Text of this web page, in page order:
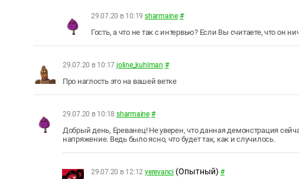
29.07.20 в 10:19 sharmaine #
Гость, а что не так с интервью? Если Вы считаете, что он
29.07.20 в 10:17 joline_kuhlman #
Про наглость это на вашей ветке
29.07.20 в 10:18 sharmaine #
Добрый день, Ереванец! Не уверен, что данная демонстрация
напряжение. Ведь было ясно, что будет так, как и случилось.
29.07.20 в 12:12 yerevanci (Опытный) #